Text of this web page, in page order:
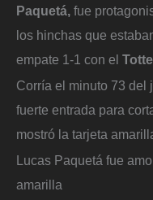
Paquetá, fue
los hinchas que
empate 1-1 con el
Corría el minuto 73 del
fuerte entrada para
mostró la tarjeta
Lucas Paquetá fue
amarilla